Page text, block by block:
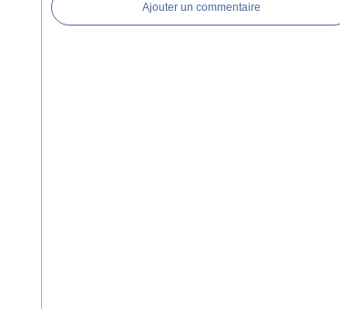
Ajouter un commentaire